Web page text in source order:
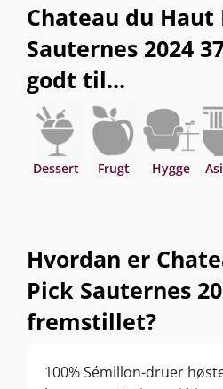
Chateau du Haut
Sauternes 2024
godt til...
Dessert Frugt Hygge
Hvordan er
Pick Sauternes
fremstillet?
100% Sémillon-druer